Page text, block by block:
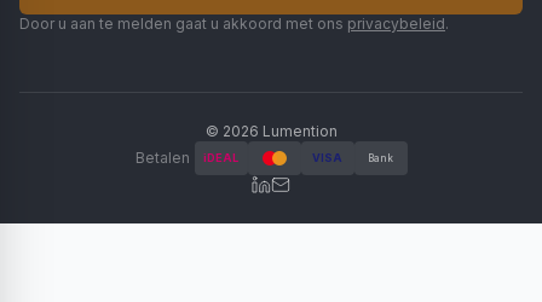
Door u aan te melden gaat u akkoord met ons privacybeleid.
© 2026 Lumention
Betalen
iDEAL VISA Bank